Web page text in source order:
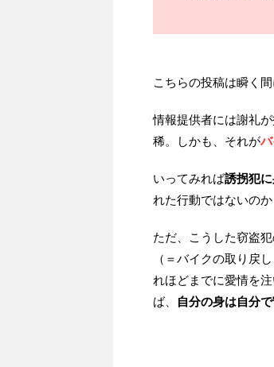
こちらの投稿は瞬く間
情報提供者には謝礼
稀。しかも、それが
いってみれば誘拐犯
れた行動ではないのか
ただ、こうした窃盗
（＝バイクの取り戻
れほどまでに愛情を
ば、
自分の身は自分